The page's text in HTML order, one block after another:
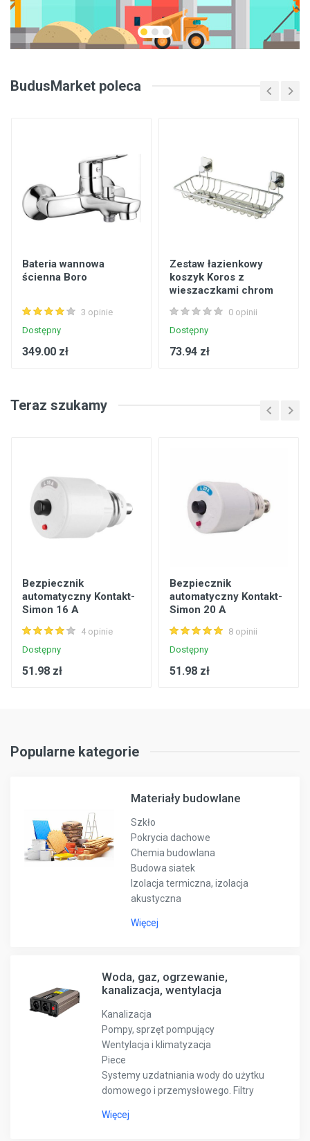
BudusMarket poleca
Bateria wannowa
ścienna Boro
3 opinie
Dostępny
349.00 zł
Zestaw łazienkowy
koszyk Koros z
wieszaczkami chrom
0 opinii
Dostępny
73.94 zł
Teraz szukamy
Bezpiecznik
automatyczny Kontakt-
Simon 16 A
4 opinie
Dostępny
51.98 zł
Bezpiecznik
automatyczny Kontakt-
Simon 20 A
8 opinii
Dostępny
51.98 zł
Popularne kategorie
Materiały budowlane
Szkło
Pokrycia dachowe
Chemia budowlana
Budowa siatek
Izolacja termiczna, izolacja
akustyczna
Więcej
Woda, gaz, ogrzewanie,
kanalizacja, wentylacja
Kanalizacja
Pompy, sprzęt pompujący
Wentylacja i klimatyzacja
Piece
Systemy uzdatniania wody do użytku
domowego i przemysłowego. Filtry
Więcej